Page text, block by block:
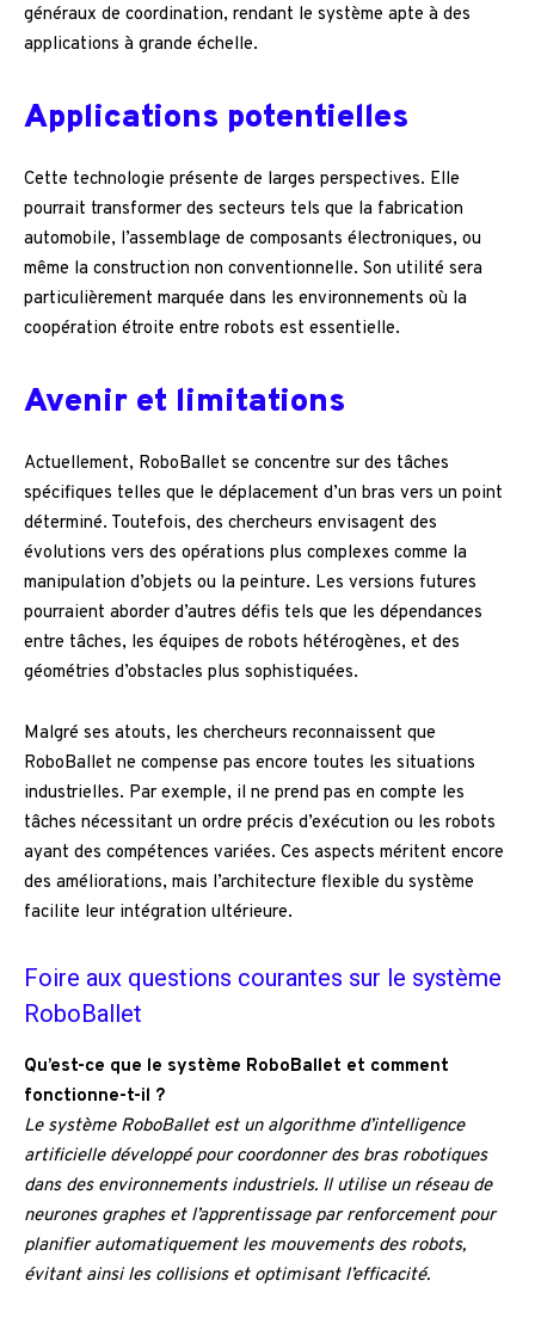
généraux de coordination, rendant le système apte à des
applications à grande échelle.
Applications potentielles
Cette technologie présente de larges perspectives. Elle
pourrait transformer des secteurs tels que la fabrication
automobile, l’assemblage de composants électroniques, ou
même la construction non conventionnelle. Son utilité sera
particulièrement marquée dans les environnements où la
coopération étroite entre robots est essentielle.
Avenir et limitations
Actuellement, RoboBallet se concentre sur des tâches
spécifiques telles que le déplacement d’un bras vers un point
déterminé. Toutefois, des chercheurs envisagent des
évolutions vers des opérations plus complexes comme la
manipulation d’objets ou la peinture. Les versions futures
pourraient aborder d’autres défis tels que les dépendances
entre tâches, les équipes de robots hétérogènes, et des
géométries d’obstacles plus sophistiquées.
Malgré ses atouts, les chercheurs reconnaissent que
RoboBallet ne compense pas encore toutes les situations
industrielles. Par exemple, il ne prend pas en compte les
tâches nécessitant un ordre précis d’exécution ou les robots
ayant des compétences variées. Ces aspects méritent encore
des améliorations, mais l’architecture flexible du système
facilite leur intégration ultérieure.
Foire aux questions courantes sur le système
RoboBallet
Qu’est-ce que le système RoboBallet et comment
fonctionne-t-il ?
Le système RoboBallet est un algorithme d’intelligence
artificielle développé pour coordonner des bras robotiques
dans des environnements industriels. Il utilise un réseau de
neurones graphes et l’apprentissage par renforcement pour
planifier automatiquement les mouvements des robots,
évitant ainsi les collisions et optimisant l’efficacité.